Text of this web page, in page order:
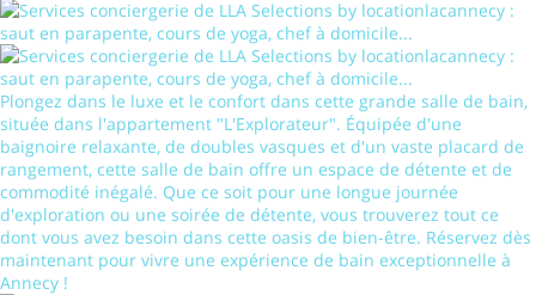
Plongez dans le luxe et le confort dans cette grande salle de bain,
située dans l'appartement "L'Explorateur". Équipée d'une
baignoire relaxante, de doubles vasques et d'un vaste placard de
rangement, cette salle de bain offre un espace de détente et de
commodité inégalé. Que ce soit pour une longue journée
d'exploration ou une soirée de détente, vous trouverez tout ce
dont vous avez besoin dans cette oasis de bien-être. Réservez dès
maintenant pour vivre une expérience de bain exceptionnelle à
Annecy !